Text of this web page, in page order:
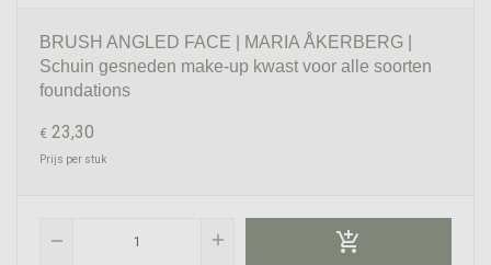
BRUSH ANGLED FACE | MARIA ÅKERBERG |
Schuin gesneden make-up kwast voor alle soorten
foundations
€ 23,30
Prijs per stuk
remove add 